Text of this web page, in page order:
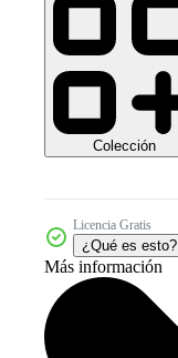
Colección
Licencia Gratis
¿Qué es esto?
Más información